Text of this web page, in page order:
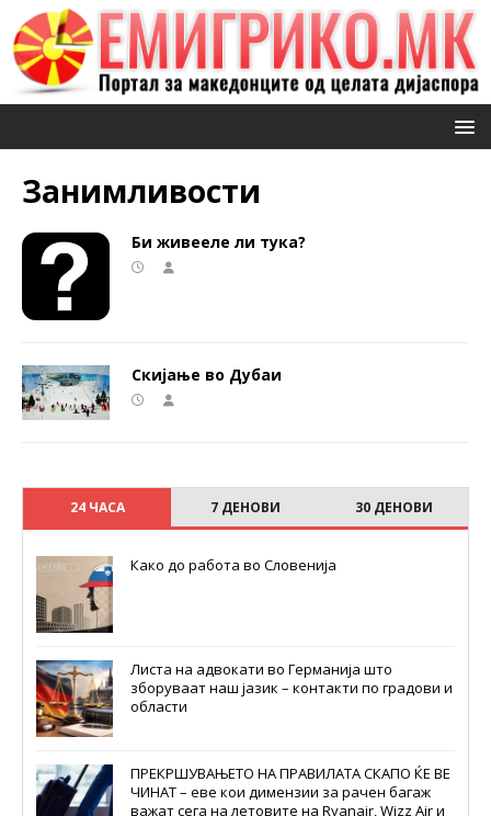
Занимливости
Би живееле ли тука?
Скијање во Дубаи
24 ЧАСА 7 ДЕНОВИ 30 ДЕНОВИ
Како до работа во Словенија
Листа на адвокати во Германија што
зборуваат наш јазик – контакти по градови и
области
ПРЕКРШУВАЊЕТО НА ПРАВИЛАТА СКАПО ЌЕ ВЕ
ЧИНАТ – еве кои димензии за рачен багаж
важат сега на летовите на Ryanair, Wizz Air и